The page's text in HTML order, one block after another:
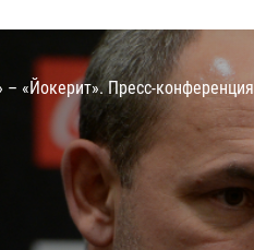
Нефтехимик
Трактор
Дивизион Чернышева
Авангард
Адмирал
КХЛ
– «Йокерит». Пресс-конференция